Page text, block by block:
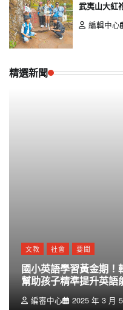
武夷山大紅
編輯中心
精選新聞
文教 社會 要聞
國小英語學習黃金期！
幫助孩子精準提升英語
編審中心 2025 年 3 月